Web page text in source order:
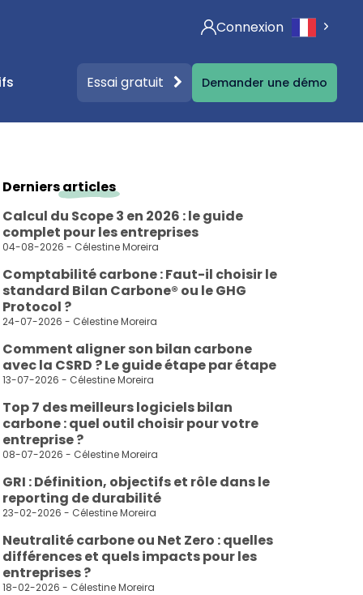
Connexion
contenus
gratuits (Livres blancs, affiches…)
& articles autour de la législation RSE
RSE
vos démarches ESG et toutes vos obligations
Essai gratuit Demander une démo
Derniersarticles
Calcul du Scope 3 en 2026 : le guide
complet pour les entreprises
04-08-2026 - Célestine Moreira
Comptabilité carbone : Faut-il choisir le
standard Bilan Carbone® ou le GHG
Protocol ?
24-07-2026 - Célestine Moreira
Comment aligner son bilan carbone
avec la CSRD ? Le guide étape par étape
13-07-2026 - Célestine Moreira
Top 7 des meilleurs logiciels bilan
carbone : quel outil choisir pour votre
entreprise ?
08-07-2026 - Célestine Moreira
GRI : Définition, objectifs et rôle dans le
reporting de durabilité
23-02-2026 - Célestine Moreira
Neutralité carbone ou Net Zero : quelles
différences et quels impacts pour les
entreprises ?
18-02-2026 - Célestine Moreira